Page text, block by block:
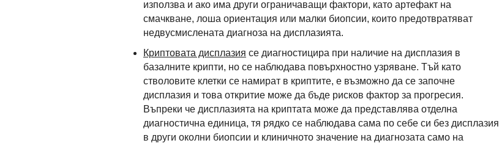
използва и ако има други ограничаващи фактори, като артефакт на
смачкване, лоша ориентация или малки биопсии, които предотвратяват
недвусмислената диагноза на дисплазията.
Криптовата дисплазия се диагностицира при наличие на дисплазия в
базалните крипти, но се наблюдава повърхностно узряване. Тъй като
стволовите клетки се намират в криптите, е възможно да се започне
дисплазия и това откритие може да бъде рисков фактор за прогресия.
Въпреки че дисплазията на криптата може да представлява отделна
диагностична единица, тя рядко се наблюдава сама по себе си без дисплазия
в други околни биопсии и клиничното значение на диагнозата само на